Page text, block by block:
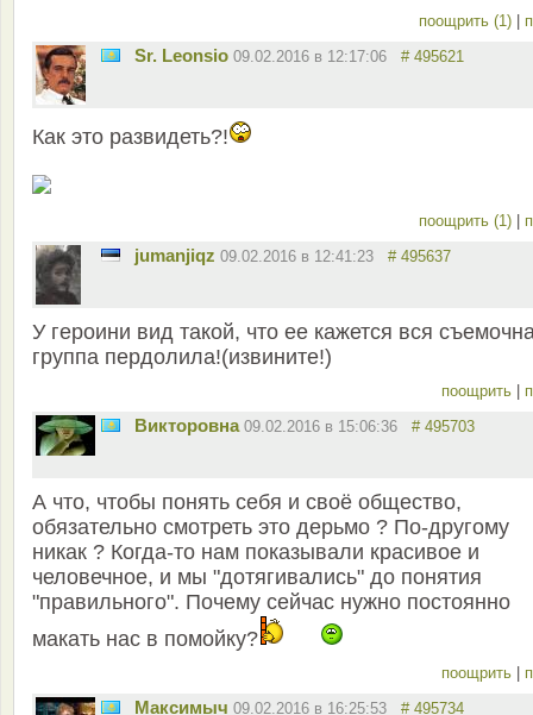
поощрить (1) |
Sr. Leonsio 09.02.2016 в 12:17:06 # 495621
Как это развидеть?!
поощрить (1) |
jumanjiqz 09.02.2016 в 12:41:23 # 495637
У героини вид такой, что ее кажется вся
группа пердолила!(извините!)
поощрить |
Викторовна 09.02.2016 в 15:06:36 # 495703
А что, чтобы понять себя и своё общество,
обязательно смотреть это дерьмо ? По-другому
никак ? Когда-то нам показывали красивое и
человечное, и мы "дотягивались" до понятия
"правильного". Почему сейчас нужно постоянно
макать нас в помойку?
поощрить |
Максимыч 09.02.2016 в 16:25:53 # 495734